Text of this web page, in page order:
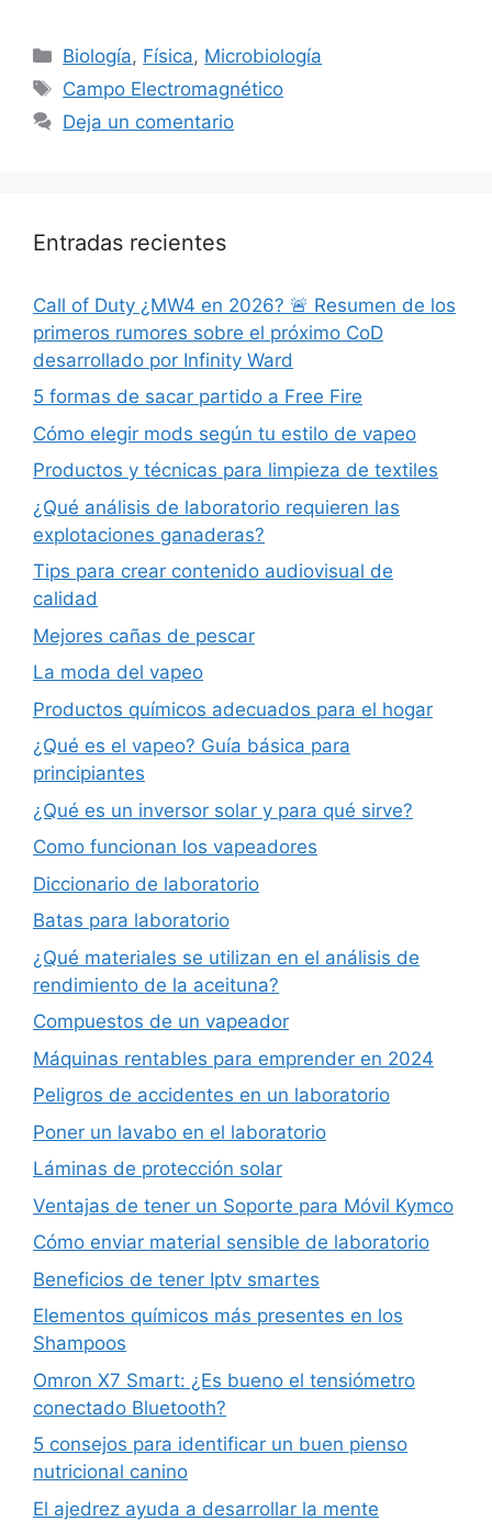
Categorías
Biología, Física, Microbiología
Etiquetas
Campo Electromagnético
Deja un comentario
Entradas recientes
Call of Duty ¿MW4 en 2026? 🚨 Resumen de los
primeros rumores sobre el próximo CoD
desarrollado por Infinity Ward
5 formas de sacar partido a Free Fire
Cómo elegir mods según tu estilo de vapeo
Productos y técnicas para limpieza de textiles
¿Qué análisis de laboratorio requieren las
explotaciones ganaderas?
Tips para crear contenido audiovisual de
calidad
Mejores cañas de pescar
La moda del vapeo
Productos químicos adecuados para el hogar
¿Qué es el vapeo? Guía básica para
principiantes
¿Qué es un inversor solar y para qué sirve?
Como funcionan los vapeadores
Diccionario de laboratorio
Batas para laboratorio
¿Qué materiales se utilizan en el análisis de
rendimiento de la aceituna?
Compuestos de un vapeador
Máquinas rentables para emprender en 2024
Peligros de accidentes en un laboratorio
Poner un lavabo en el laboratorio
Láminas de protección solar
Ventajas de tener un Soporte para Móvil Kymco
Cómo enviar material sensible de laboratorio
Beneficios de tener Iptv smartes
Elementos químicos más presentes en los
Shampoos
Omron X7 Smart: ¿Es bueno el tensiómetro
conectado Bluetooth?
5 consejos para identificar un buen pienso
nutricional canino
El ajedrez ayuda a desarrollar la mente